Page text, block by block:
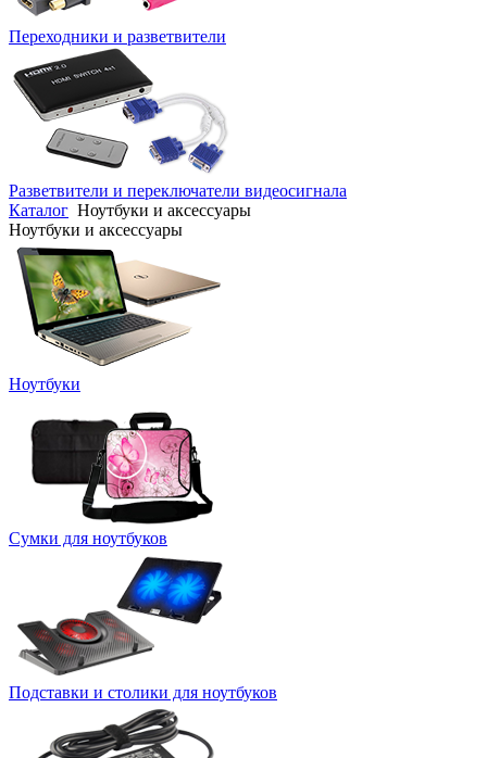
Переходники и разветвители
Разветвители и переключатели видеосигнала
Каталог Ноутбуки и аксессуары
Ноутбуки и аксессуары
Ноутбуки
Сумки для ноутбуков
Подставки и столики для ноутбуков